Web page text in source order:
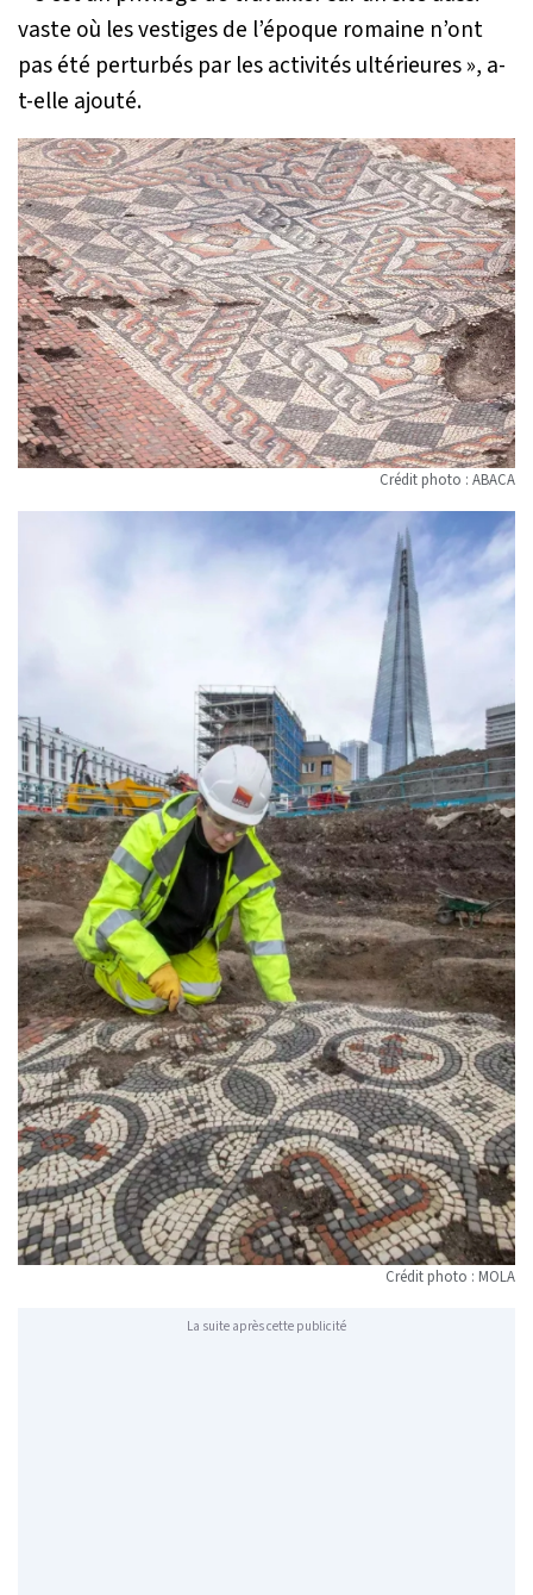
vaste où les vestiges de l’époque romaine n’ont
pas été perturbés par les activités ultérieures», a-
t-elle ajouté.
Crédit photo : ABACA
Crédit photo : MOLA
La suite après cette publicité